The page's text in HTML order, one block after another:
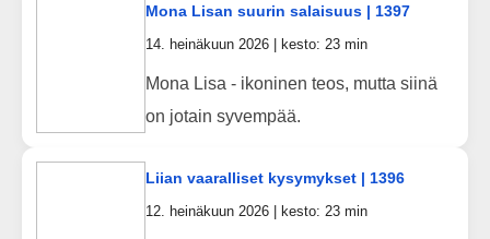
Mona Lisan suurin salaisuus | 1397
14. heinäkuun 2026 | kesto: 23 min
Mona Lisa - ikoninen teos, mutta siinä
on jotain syvempää.
Liian vaaralliset kysymykset | 1396
12. heinäkuun 2026 | kesto: 23 min